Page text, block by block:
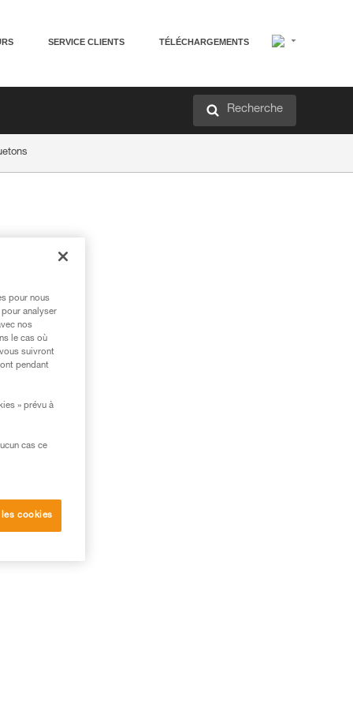
SERVICE CLIENTS TÉLÉCHARGEMENTS
Recherche
pour nous
analyser
nos
le cas où
suivront
pendant
» prévu à
cas ce
cookies